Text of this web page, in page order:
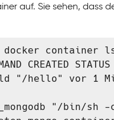
auf. Sie sehen, dass
docker container
CREATED STATUS
"/hello" vor 1
"/bin/